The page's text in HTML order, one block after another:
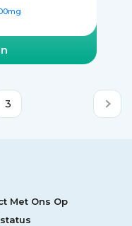
3
Met Ons Op